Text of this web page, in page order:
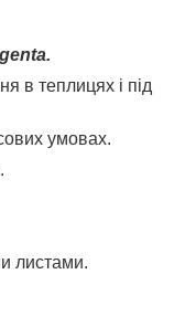
в теплицях і під
умовах.
.
листами.